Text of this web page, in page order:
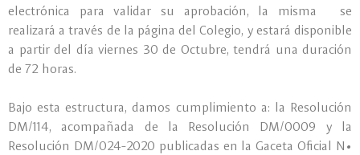
electrónica para validar su aprobación, la misma se
realizará a través de la página del Colegio, y estará disponible
a partir del día viernes 30 de Octubre, tendrá una duración
de 72 horas.
Bajo esta estructura, damos cumplimiento a: la Resolución
DM/114, acompañada de la Resolución DM/0009 y la
Resolución DM/024-2020 publicadas en la Gaceta Oficial N•